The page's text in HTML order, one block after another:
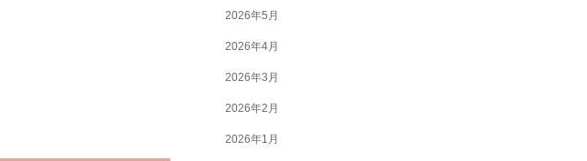
2026年5月
2026年4月
2026年3月
2026年2月
2026年1月